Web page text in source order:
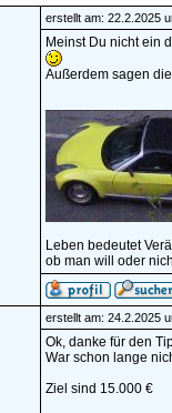
erstellt am: 22.2.2025
Meinst Du nicht ein
Außerdem sagen
Leben bedeutet
ob man will oder
erstellt am: 24.2.2025
Ok, danke für den
War schon lange
Ziel sind 15.000 €